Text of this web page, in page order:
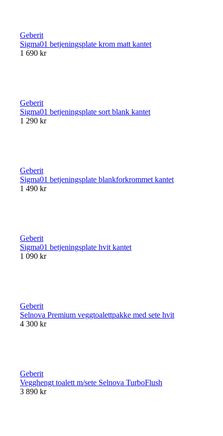
Geberit
Sigma01 betjeningsplate krom matt kantet
1 690 kr
Geberit
Sigma01 betjeningsplate sort blank kantet
1 290 kr
Geberit
Sigma01 betjeningsplate blankforkrommet kantet
1 490 kr
Geberit
Sigma01 betjeningsplate hvit kantet
1 090 kr
Geberit
Selnova Premium veggtoalettpakke med sete hvit
4 300 kr
Geberit
Vegghengt toalett m/sete Selnova TurboFlush
3 890 kr